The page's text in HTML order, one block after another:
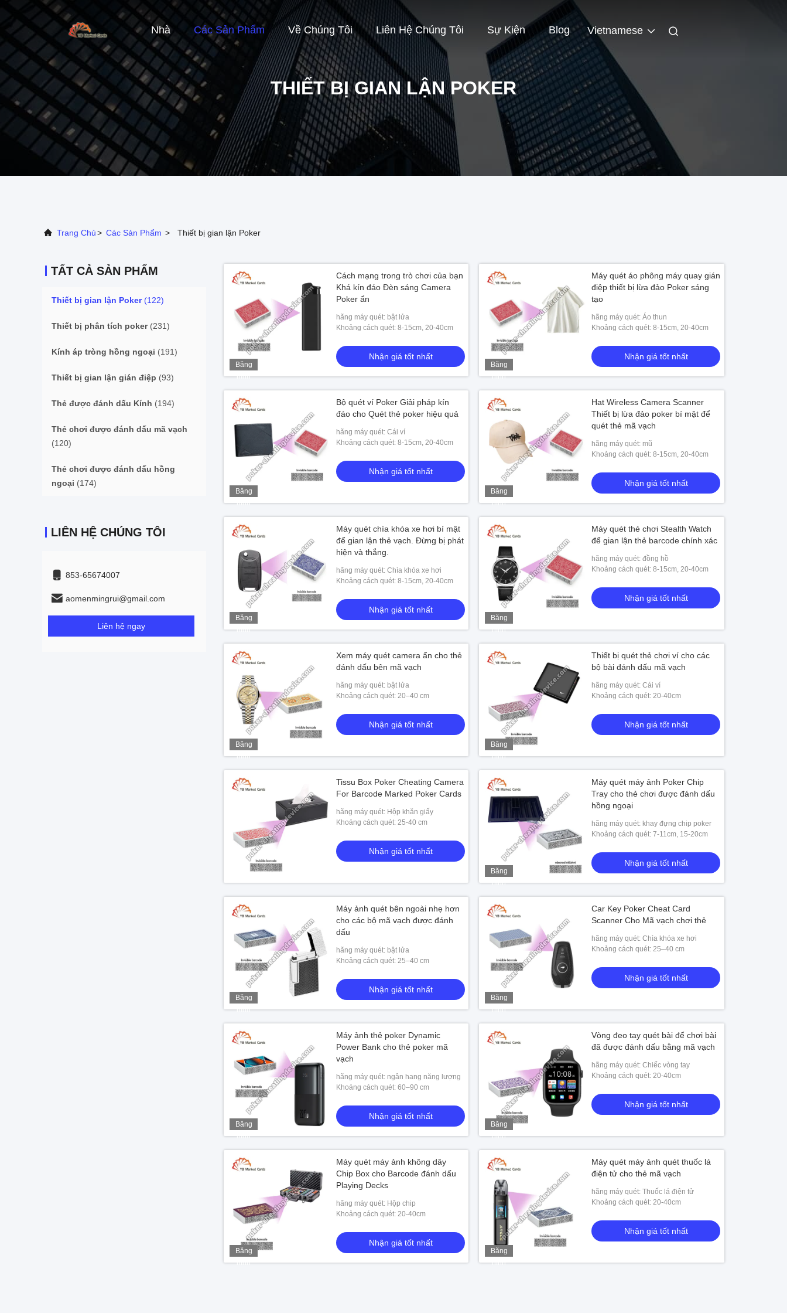
Nhà Các Sản Phẩm Về Chúng Tôi Liên Hệ Chúng Tôi Sự Kiện Blog Vietnamese
THIẾT BỊ GIAN LẬN POKER
Trang Chủ> Các Sản Phẩm > Thiết bị gian lận Poker
TẤT CẢ SẢN PHẨM
Thiết bị gian lận Poker(122)
Thiết bị phân tích poker(231)
Kính áp tròng hồng ngoại (191)
Thiết bị gian lận gián điệp (93)
Thẻ được đánh dấu Kính (194)
Thẻ chơi được đánh dấu mã vạch
(120)
Thẻ chơi được đánh dấu hồng
ngoại (174)
LIÊN HỆ CHÚNG TÔI
853-65674007
aomenmingrui@gmail.com
Liên hệ ngay
Băng
hình
Cách mạng trong trò chơi của bạn
Khá kín đáo Đèn sáng Camera
Poker ẩn
hãng máy quét: bật lửa
Khoảng cách quét: 8-15cm, 20-40cm
Nhận giá tốt nhất
Băng
hình
Máy quét áo phông máy quay gián
điệp thiết bị lừa đảo Poker sáng
tạo
hãng máy quét: Áo thun
Khoảng cách quét: 8-15cm, 20-40cm
Nhận giá tốt nhất
Băng
hình
Bộ quét ví Poker Giải pháp kín
đáo cho Quét thẻ poker hiệu quả
hãng máy quét: Cái ví
Khoảng cách quét: 8-15cm, 20-40cm
Nhận giá tốt nhất
Băng
hình
Hat Wireless Camera Scanner
Thiết bị lừa đảo poker bí mật để
quét thẻ mã vạch
hãng máy quét: mũ
Khoảng cách quét: 8-15cm, 20-40cm
Nhận giá tốt nhất
Băng
hình
Máy quét chìa khóa xe hơi bí mật
để gian lận thẻ vạch. Đừng bị phát
hiện và thắng.
hãng máy quét: Chìa khóa xe hơi
Khoảng cách quét: 8-15cm, 20-40cm
Nhận giá tốt nhất
Băng
hình
Máy quét thẻ chơi Stealth Watch
để gian lận thẻ barcode chính xác
hãng máy quét: đồng hồ
Khoảng cách quét: 8-15cm, 20-40cm
Nhận giá tốt nhất
Băng
hình
Xem máy quét camera ẩn cho thẻ
đánh dấu bên mã vạch
hãng máy quét: bật lửa
Khoảng cách quét: 20–40 cm
Nhận giá tốt nhất
Băng
hình
Thiết bị quét thẻ chơi ví cho các
bộ bài đánh dấu mã vạch
hãng máy quét: Cái ví
Khoảng cách quét: 20-40cm
Nhận giá tốt nhất
Tissu Box Poker Cheating Camera
For Barcode Marked Poker Cards
hãng máy quét: Hộp khăn giấy
Khoảng cách quét: 25-40 cm
Nhận giá tốt nhất
Băng
hình
Máy quét máy ảnh Poker Chip
Tray cho thẻ chơi được đánh dấu
hồng ngoại
hãng máy quét: khay đựng chip poker
Khoảng cách quét: 7-11cm, 15-20cm
Nhận giá tốt nhất
Băng
hình
Máy ảnh quét bên ngoài nhẹ hơn
cho các bộ mã vạch được đánh
dấu
hãng máy quét: bật lửa
Khoảng cách quét: 25–40 cm
Nhận giá tốt nhất
Băng
hình
Car Key Poker Cheat Card
Scanner Cho Mã vạch chơi thẻ
hãng máy quét: Chìa khóa xe hơi
Khoảng cách quét: 25–40 cm
Nhận giá tốt nhất
Băng
hình
Máy ảnh thẻ poker Dynamic
Power Bank cho thẻ poker mã
vạch
hãng máy quét: ngân hang năng lượng
Khoảng cách quét: 60–90 cm
Nhận giá tốt nhất
Băng
hình
Vòng đeo tay quét bài để chơi bài
đã được đánh dấu bằng mã vạch
hãng máy quét: Chiếc vòng tay
Khoảng cách quét: 20-40cm
Nhận giá tốt nhất
Băng
hình
Máy quét máy ảnh không dây
Chip Box cho Barcode đánh dấu
Playing Decks
hãng máy quét: Hộp chip
Khoảng cách quét: 20-40cm
Nhận giá tốt nhất
Băng
hình
Máy quét máy ảnh quét thuốc lá
điện tử cho thẻ mã vạch
hãng máy quét: Thuốc lá điện tử
Khoảng cách quét: 20-40cm
Nhận giá tốt nhất